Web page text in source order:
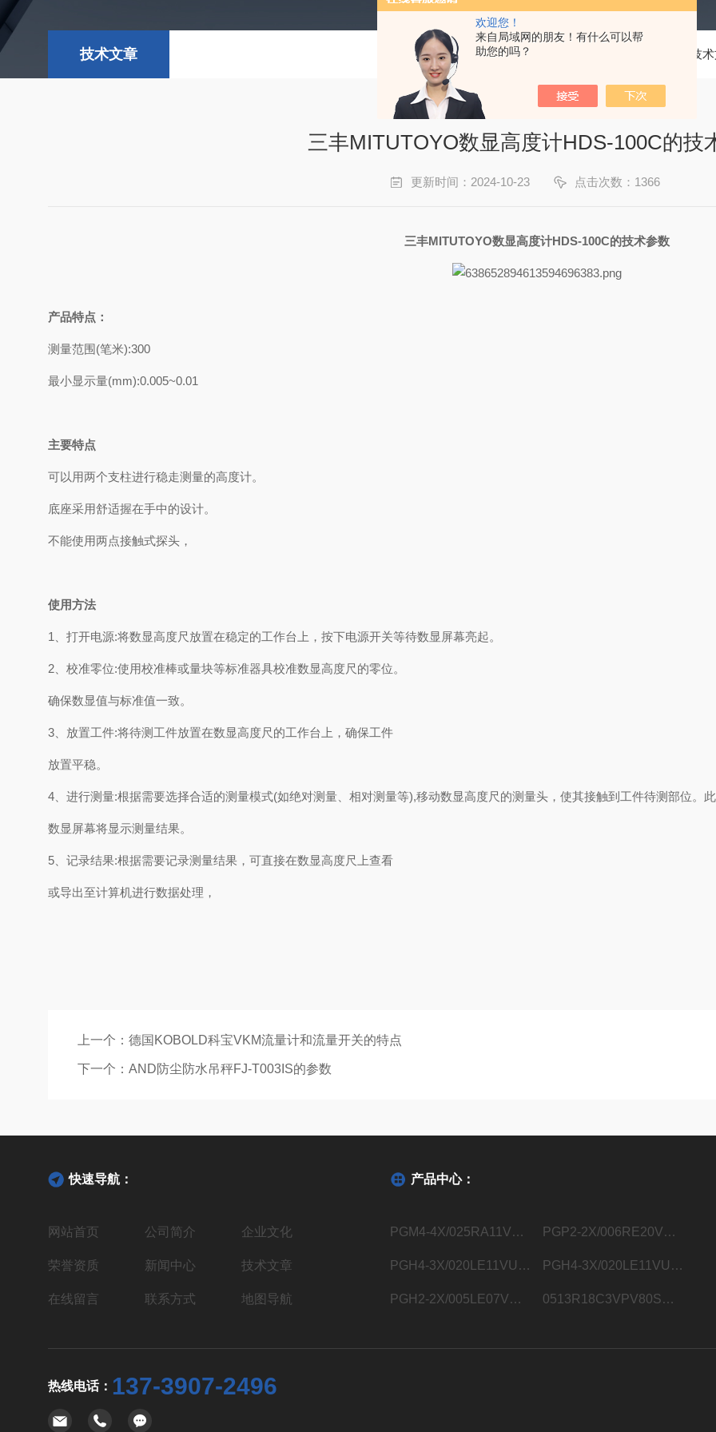
欢迎您！
来自局域网的朋友！有什么可以帮
助您的吗？
技术文章 技
三丰MITUTOYO数显高度计HDS-100C的技
更新时间：2024-10-23 点击次数：1366
三丰MITUTOYO数显高度计HDS-100C的技术参数
产品特点：
测量范围(笔米):300
最小显示量(mm):0.005~0.01
主要特点
可以用两个支柱进行稳走测量的高度计。
底座采用舒适握在手中的设计。
不能使用两点接触式探头，
使用方法
1、打开电源:将数显高度尺放置在稳定的工作台上，按下电源开关等待数显屏幕亮起。
2、校准零位:使用校准棒或量块等标准器具校准数显高度尺的零位。
确保数显值与标准值一致。
3、放置工件:将待测工件放置在数显高度尺的工作台上，确保工件
放置平稳。
4、进行测量:根据需要选择合适的测量模式(如绝对测量、相对测量等),移动数显高度尺的测量头，使其接触到工件待测部位。
数显屏幕将显示测量结果。
5、记录结果:根据需要记录测量结果，可直接在数显高度尺上查看
或导出至计算机进行数据处理，
上一个： 德国KOBOLD科宝VKM流量计和流量开关的特点
下一个： AND防尘防水吊秤FJ-T003IS的参数
快速导航：
网站首页 公司简介 企业文化
荣誉资质 新闻中心 技术文章
在线留言 联系方式 地图导航
产品中心：
PGM4-4X/025RA11VU2德国力士乐Rexroth内齿轮泵R901363096 PGP2-2X/006RE20VE4德国力士乐Rexroth内齿轮泵R900932129
PGH4-3X/020LE11VU2德国力士乐Rexroth内齿轮泵R900932183 PGH4-3X/020LE11VU2德国力士乐Rexroth内齿轮泵R901283006
PGH2-2X/005LE07VU2德国力士乐Rexroth内齿轮泵R900703725 0513R18C3VPV80SM21HYB05德国力士乐Rexroth液压叶片泵0513800248
热线电话： 137-3907-2496